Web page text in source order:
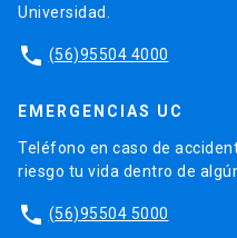
Universidad.
phone (56)95504 4000
EMERGENCIAS UC
Teléfono en caso de
riesgo tu vida dentro de
phone (56)95504 5000